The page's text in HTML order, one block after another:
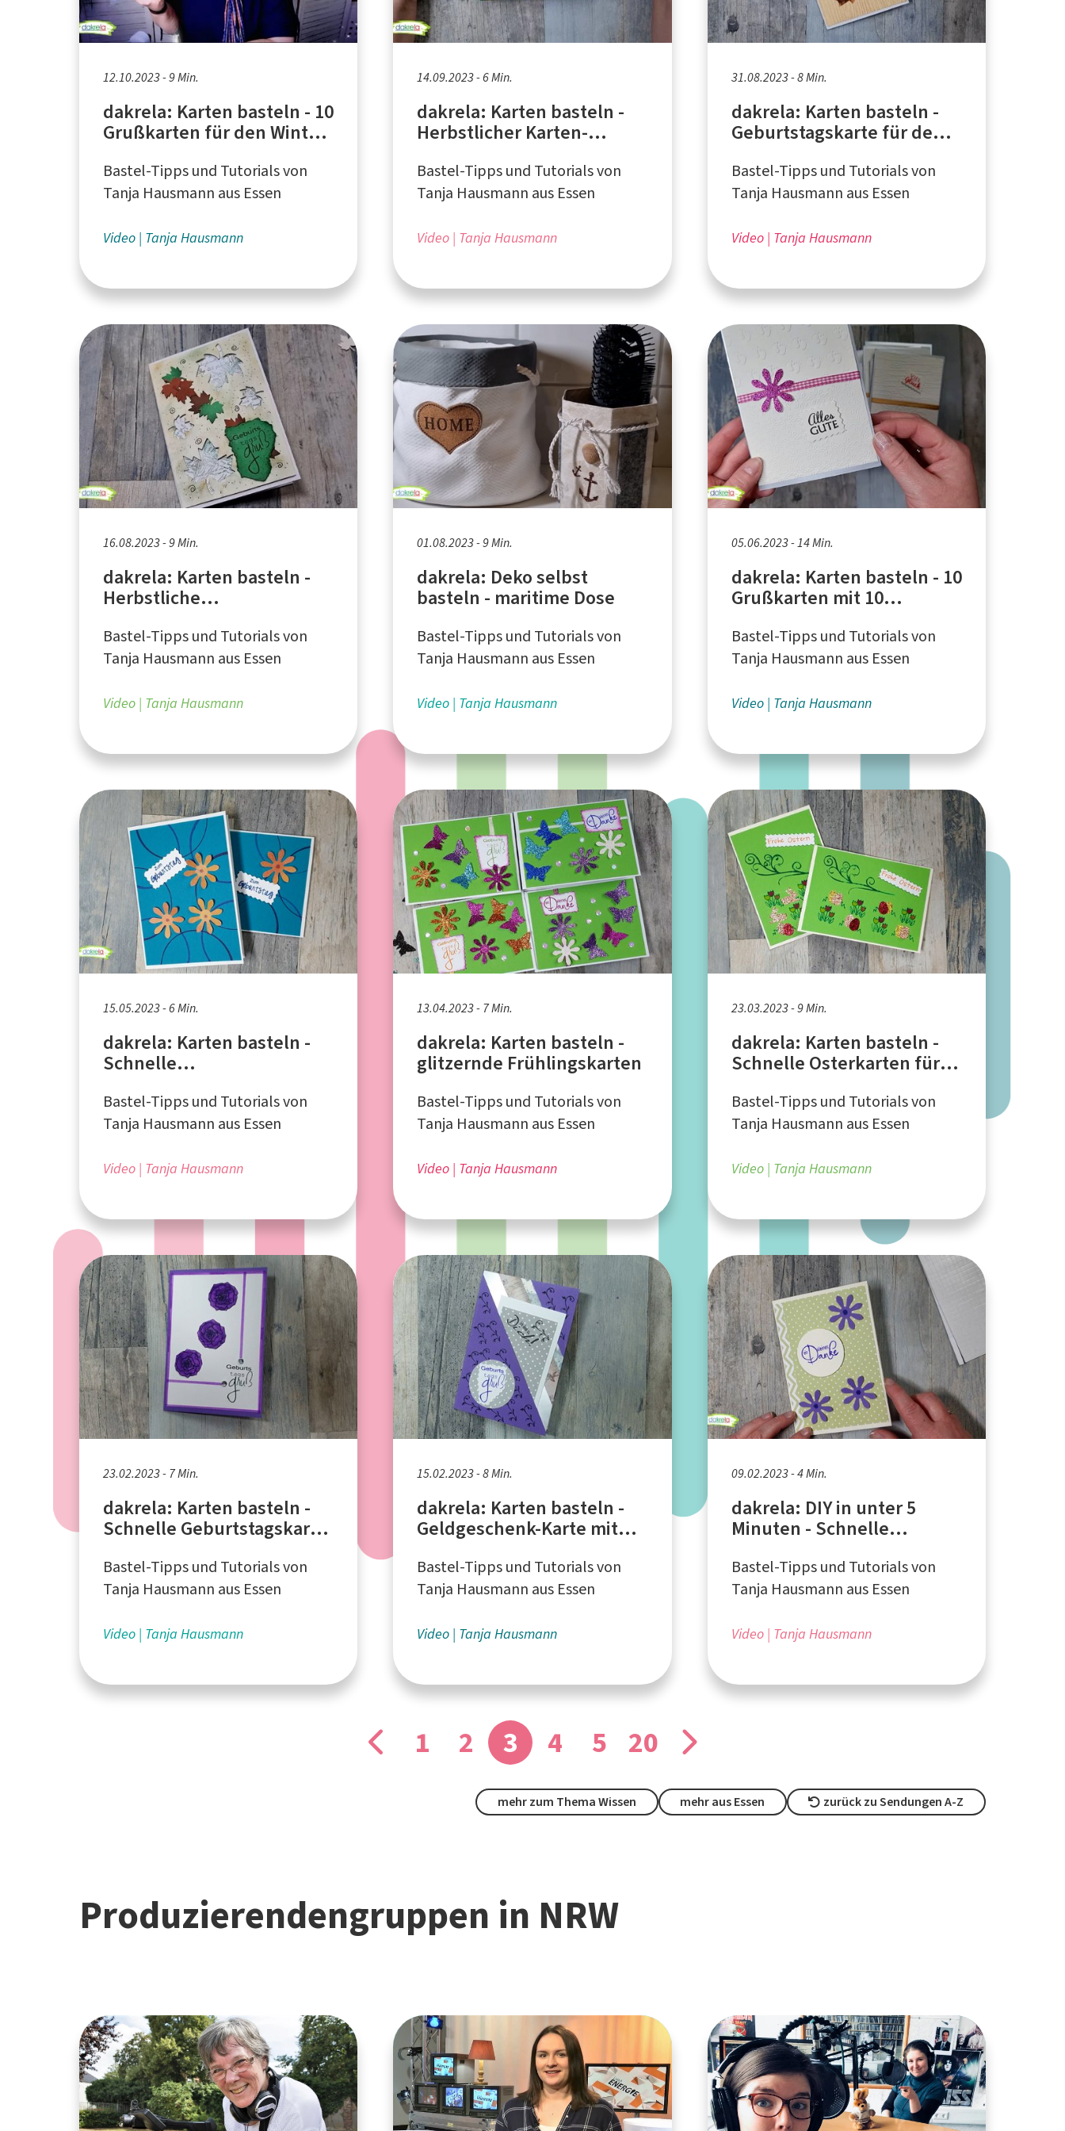
12.10.2023 - 9 Min.
dakrela: Karten basteln - 10
Grußkarten für den Winter
Bastel-Tipps und Tutorials von
Tanja Hausmann aus Essen
Video Tanja Hausmann
14.09.2023 - 6 Min.
dakrela: Karten basteln -
Herbstlicher Karten-
Bastel-Tipps und Tutorials von
Tanja Hausmann aus Essen
Video Tanja Hausmann
31.08.2023 - 8 Min.
dakrela: Karten basteln -
Geburtstagskarte für den
Bastel-Tipps und Tutorials von
Tanja Hausmann aus Essen
Video Tanja Hausmann
16.08.2023 - 9 Min.
dakrela: Karten basteln -
Herbstliche
Selbermachen
Bastel-Tipps und Tutorials von
Tanja Hausmann aus Essen
Video Tanja Hausmann
01.08.2023 - 9 Min.
dakrela: Deko selbst
basteln - maritime Dose
Bastel-Tipps und Tutorials von
Tanja Hausmann aus Essen
Video Tanja Hausmann
05.06.2023 - 14 Min.
dakrela: Karten basteln - 10
Grußkarten mit 10
Bastel-Tipps und Tutorials von
Tanja Hausmann aus Essen
Video Tanja Hausmann
15.05.2023 - 6 Min.
dakrela: Karten basteln -
Schnelle
Anfänger*innen
Bastel-Tipps und Tutorials von
Tanja Hausmann aus Essen
Video Tanja Hausmann
13.04.2023 - 7 Min.
dakrela: Karten basteln -
glitzernde Frühlingskarten
Bastel-Tipps und Tutorials von
Tanja Hausmann aus Essen
Video Tanja Hausmann
23.03.2023 - 9 Min.
dakrela: Karten basteln -
Schnelle Osterkarten für
Bastel-Tipps und Tutorials von
Tanja Hausmann aus Essen
Video Tanja Hausmann
23.02.2023 - 7 Min.
dakrela: Karten basteln -
Schnelle Geburtstagskarte
Bastel-Tipps und Tutorials von
Tanja Hausmann aus Essen
Video Tanja Hausmann
15.02.2023 - 8 Min.
dakrela: Karten basteln -
Geldgeschenk-Karte mit
Bastel-Tipps und Tutorials von
Tanja Hausmann aus Essen
Video Tanja Hausmann
09.02.2023 - 4 Min.
dakrela: DIY in unter 5
Minuten - Schnelle
Bastel-Tipps und Tutorials von
Tanja Hausmann aus Essen
Video Tanja Hausmann
1 2 3 4 5 20
mehr zum Thema Wissen mehr aus Essen zurück zu Sendungen A-Z
Produzierendengruppen in NRW